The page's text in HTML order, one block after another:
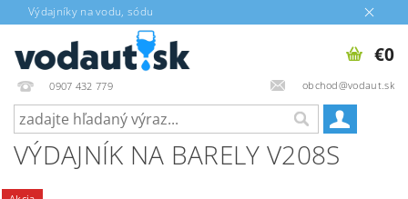
Výdajníky na vodu, sódu
0907 432 779 obchod@vodaut.sk
€0
VÝDAJNÍK NA BARELY V208S